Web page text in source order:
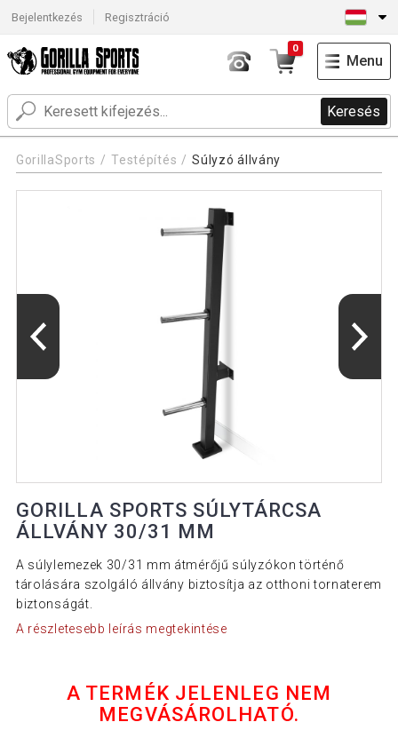
Bejelentkezés Regisztráció
Keresés
0
Menu
GorillaSports Testépítés Súlyzó állvány
GORILLA SPORTS SÚLYTÁRCSA
ÁLLVÁNY 30/31 MM
A súlylemezek 30/31 mm átmérőjű súlyzókon történő
tárolására szolgáló állvány biztosítja az otthoni tornaterem
biztonságát.
A részletesebb leírás megtekintése
A TERMÉK JELENLEG NEM
MEGVÁSÁROLHATÓ.